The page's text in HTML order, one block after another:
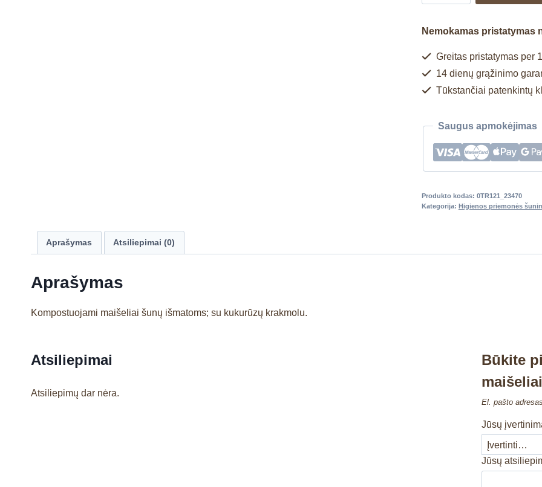
Nemokamas pristatymas
Greitas pristatymas per
14 dienų grąžinimo
Tūkstančiai patenkintų
Saugus apmokėjimas
Produkto kodas: 0TR121_23470
Kategorija: Higienos priemonės
Aprašymas Atsiliepimai (0)
Aprašymas
Kompostuojami maišeliai šunų išmatoms; su kukurūzų krakmolu.
Atsiliepimai
Atsiliepimų dar nėra.
Būkite
El. pašto
Jūsų
Jūsų